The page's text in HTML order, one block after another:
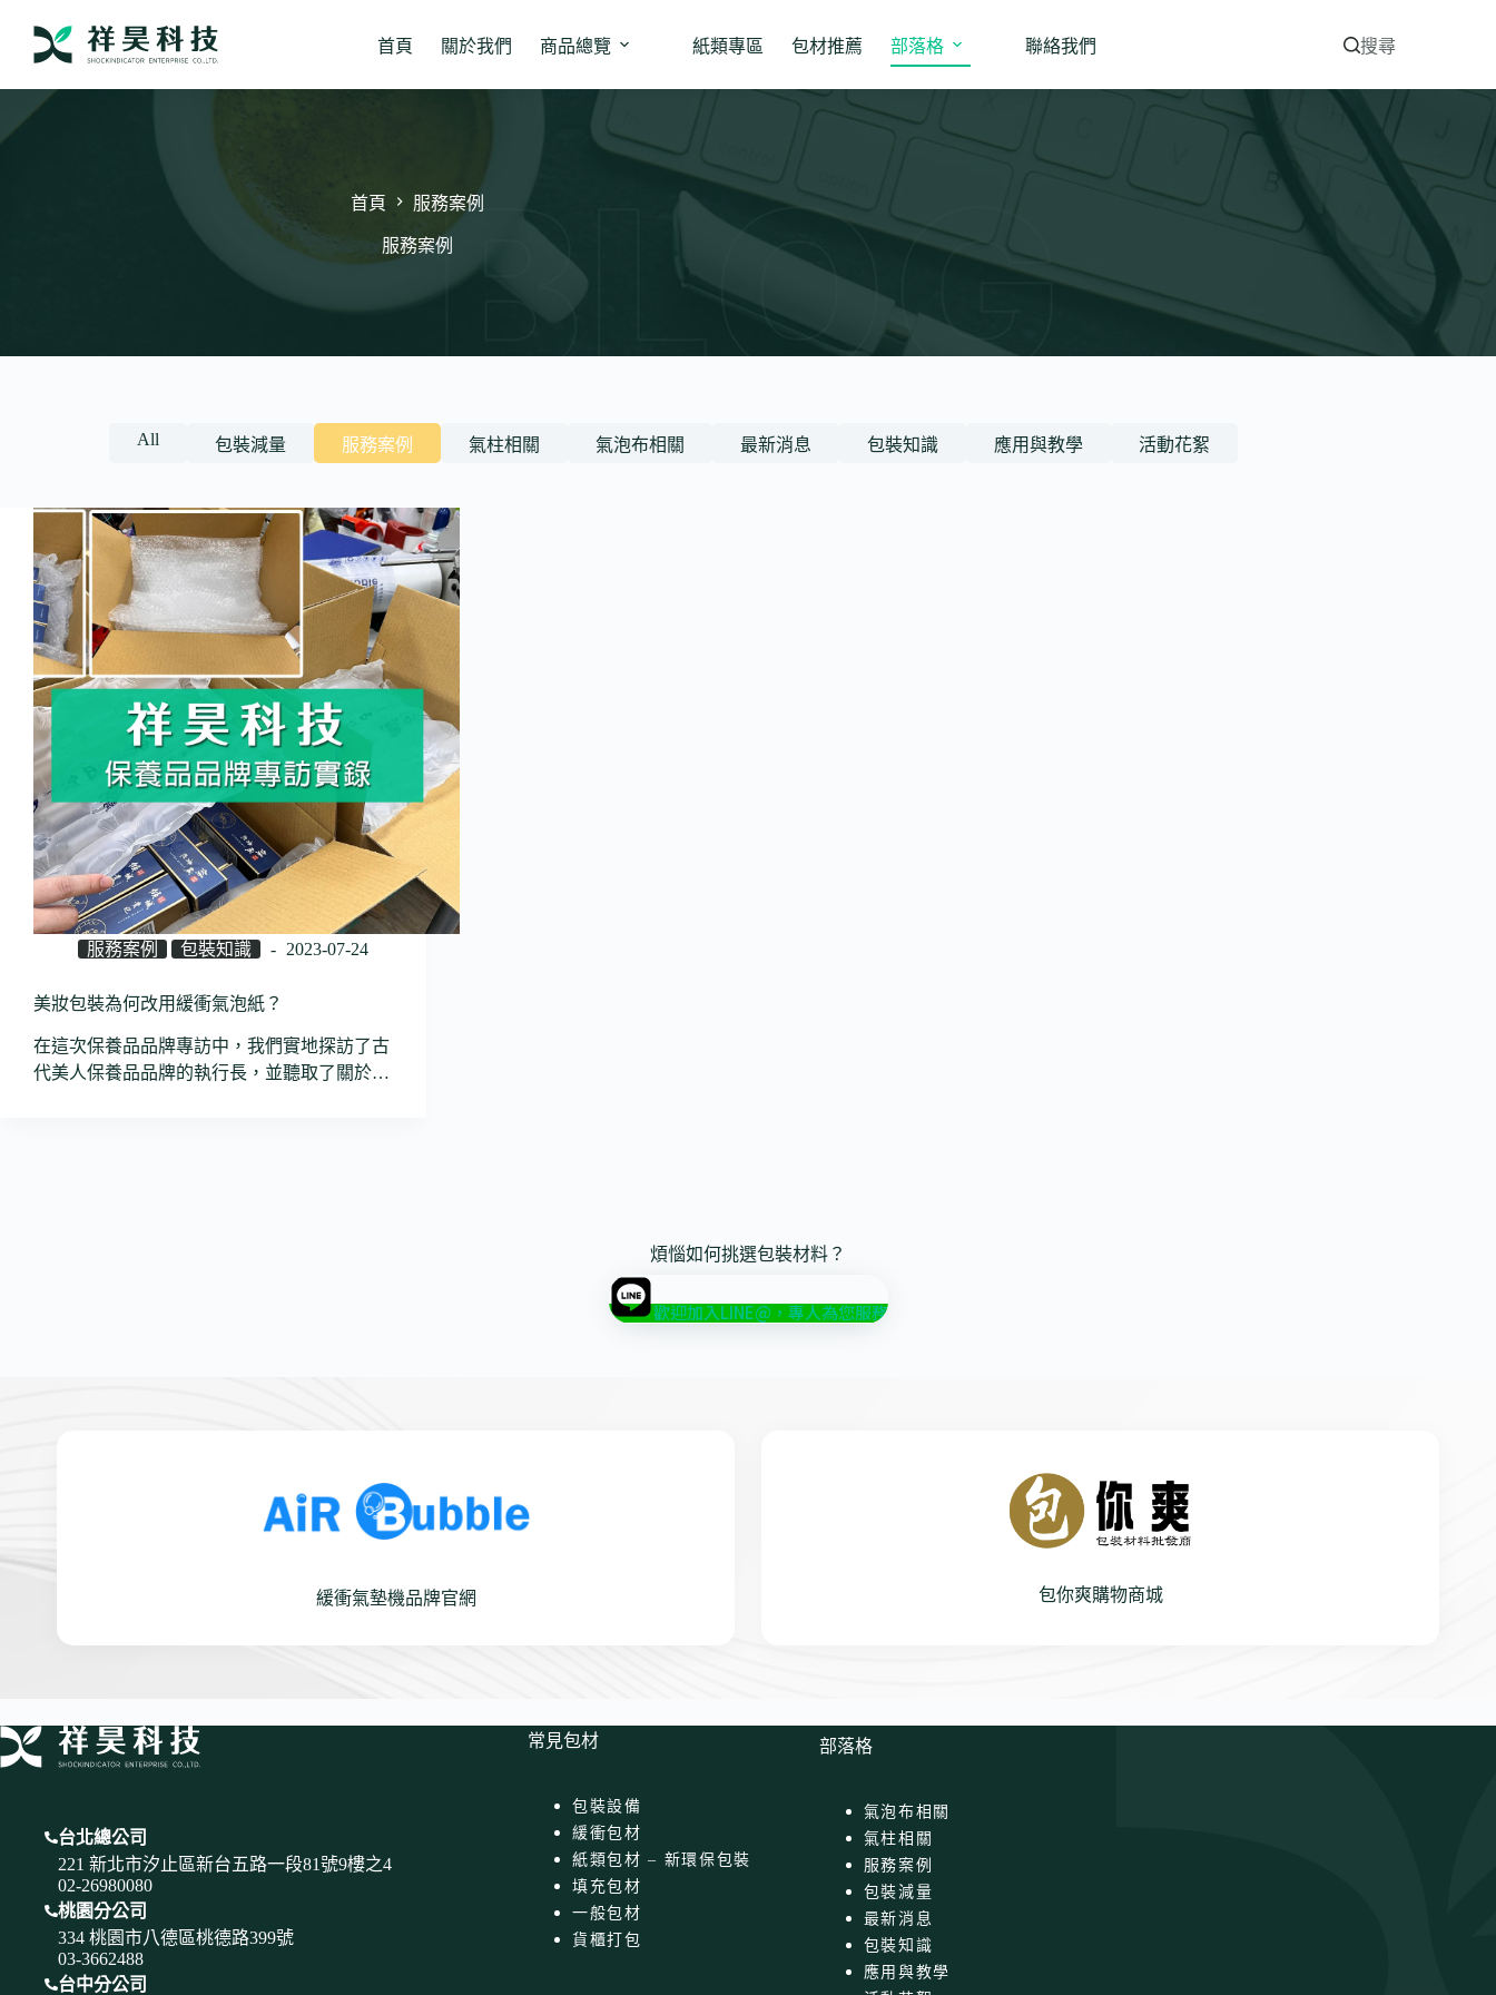
要
容
首頁 關於我們 商品總覽 紙類專區 包材推薦 部落格 聯絡我們 搜尋
首頁 服務案例
服務案例
All 包裝減量 服務案例 氣柱相關 氣泡布相關 最新消息 包裝知識 應用與教學 活動花絮
服務案例 包裝知識 2023-07-24
美妝包裝為何改用緩衝氣泡紙？
在這次保養品品牌專訪中，我們實地探訪了古
代美人保養品品牌的執行長，並聽取了關於…
煩惱如何挑選包裝材料？
歡迎加入LINE@，專人為您服務
緩衝氣墊機品牌官網 包你爽購物商城
台北總公司
221 新北市汐止區新台五路一段81號9樓之4
02-26980080
桃園分公司
334 桃園市八德區桃德路399號
03-3662488
台中分公司
常見包材
包裝設備
緩衝包材
紙類包材 – 新環保包裝
填充包材
一般包材
貨櫃打包
部落格
氣泡布相關
氣柱相關
服務案例
包裝減量
最新消息
包裝知識
應用與教學